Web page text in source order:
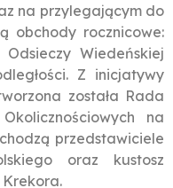
na przylegającym do
obchody rocznicowe:
Wiedeńskiej
Z inicjatywy
została Rada
na
przedstawiciele
oraz kustosz
Krekora.